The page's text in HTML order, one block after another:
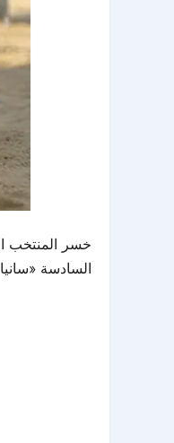
السادسة «سانيا 2026»، في لقاء شهد أداءً تنافسيًا قويًا بين المنتخبين.